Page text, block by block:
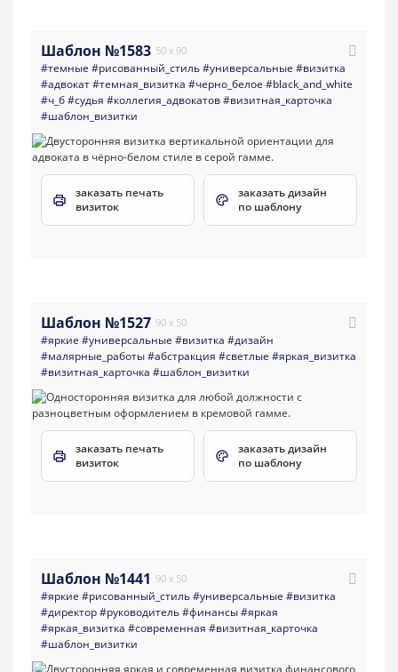
Шаблон №1583 50 x 90
#темные #рисованный_стиль#универсальные #визитка
#адвокат#темная_визитка #черно_белое #black_and_white
#ч_б#судья #коллегия_адвокатов#визитная_карточка
#шаблон_визитки
заказать печать
визиток
заказать дизайн
по шаблону
Шаблон №1527 90 x 50
#яркие #универсальные #визитка #дизайн
#малярные_работы#абстракция #светлые #яркая_визитка
#визитная_карточка #шаблон_визитки
заказать печать
визиток
заказать дизайн
по шаблону
Шаблон №1441 90 x 50
#яркие #рисованный_стиль#универсальные #визитка
#директор#руководитель#финансы#яркая
#яркая_визитка #современная #визитная_карточка
#шаблон_визитки